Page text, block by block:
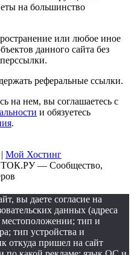
на большинство
или любое иное
данного сайта без
реферальные ссылки.
на нем, вы соглашаетесь с
и обязуетесь
.
| Мой Хостинг
— Сообщество,
вы даете согласие на
данных (адреса
тип и
тип устройства и
откуда пришел на сайт